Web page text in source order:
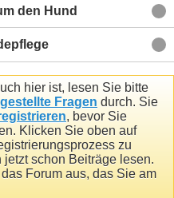
den Hund
hier ist, lesen Sie bitte
Fragen durch. Sie
, bevor Sie
Klicken Sie oben auf
zu
schon Beiträge lesen.
Forum aus, das Sie am